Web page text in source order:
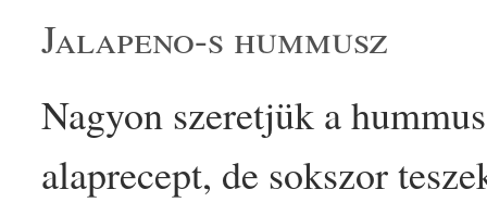
jalapeno-s hummusz
Nagyon szeretjük a
alaprecept, de sokszor